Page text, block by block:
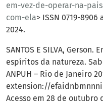
em-vez-de-operar-na-
com-ela> ISSN 0719-
2024.
SANTOS E SILVA,
espíritos da natureza.
ANPUH – Rio de Janeiro
extension://
Acesso em 28 de outubro